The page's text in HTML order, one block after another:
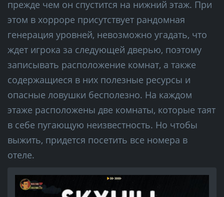
прежде чем он спустится на нижний этаж. При
этом в хорроре присутствует рандомная
генерация уровней, невозможно угадать, что
ждет игрока за следующей дверью, поэтому
записывать расположение комнат, а также
содержащиеся в них полезные ресурсы и
опасные ловушки бесполезно. На каждом
этаже расположены две комнаты, которые таят
в себе пугающую неизвестность. Но чтобы
выжить, придется посетить все номера в
отеле.